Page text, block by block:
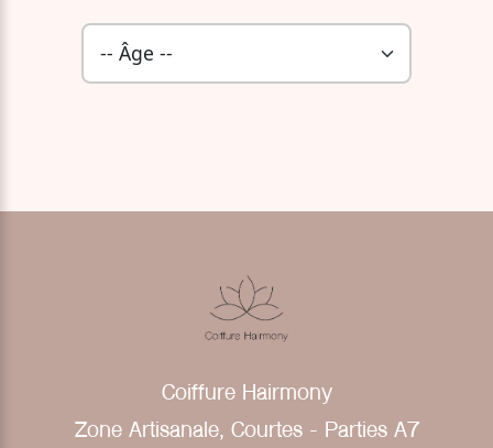
Coiffure Hairmony
Zone Artisanale, Courtes - Parties A7